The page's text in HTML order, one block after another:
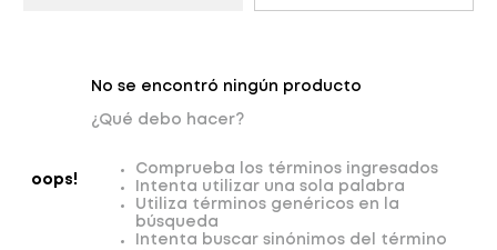
oops!
No se encontró ningún producto
¿Qué debo hacer?
Comprueba los términos ingresados
Intenta utilizar una sola palabra
Utiliza términos genéricos en la
búsqueda
Intenta buscar sinónimos del término